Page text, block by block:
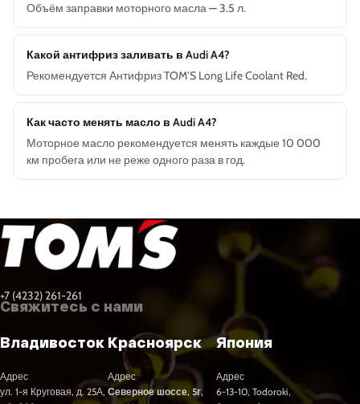
Объём заправки моторного масла — 3.5 л.
Какой антифриз заливать в Audi A4?
Рекомендуется Антифриз TOM’S Long Life Coolant Red.
Как часто менять масло в Audi A4?
Моторное масло рекомендуется менять каждые 10 000
км пробега или не реже одного раза в год.
+7 (4232) 261-261
Свяжитесь с нами
Владивосток
Адрес
ул. 1-я Круговая, д. 25А,
Красноярск
Адрес
Северное шоссе, 5г,
Япония
Адрес
6-13-10, Todoroki,